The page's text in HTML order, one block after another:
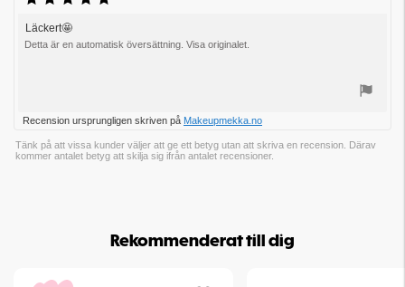
5
Recensionstext:
Läckert🤩
Detta är en automatisk översättning. Visa originalet.
upp
Recension ursprungligen skriven på Makeupmekka.no
Tänk på att vissa kunder väljer att ge ett betyg utan att skriva en recension. Därav
kommer antalet betyg att skilja sig ifrån antalet recensioner.
Rekommenderat till dig